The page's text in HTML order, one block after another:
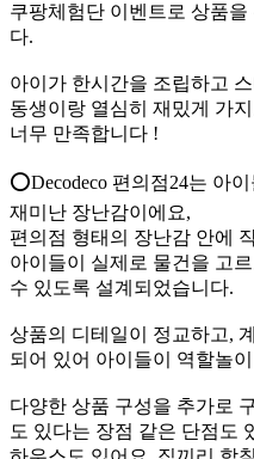
쿠팡체험단 이벤트로 상품
다.
아이가 한시간을 조립하고
동생이랑 열심히 재밌게 가
너무 만족합니다 !
⭕️Decodeco 편의점24는 아
재미난 장난감이에요,
편의점 형태의 장난감 안에
아이들이 실제로 물건을 고
수 있도록 설계되었습니다.
상품의 디테일이 정교하고,
되어 있어 아이들이 역할놀
다양한 상품 구성을 추가로
도 있다는 장점 같은 단점도